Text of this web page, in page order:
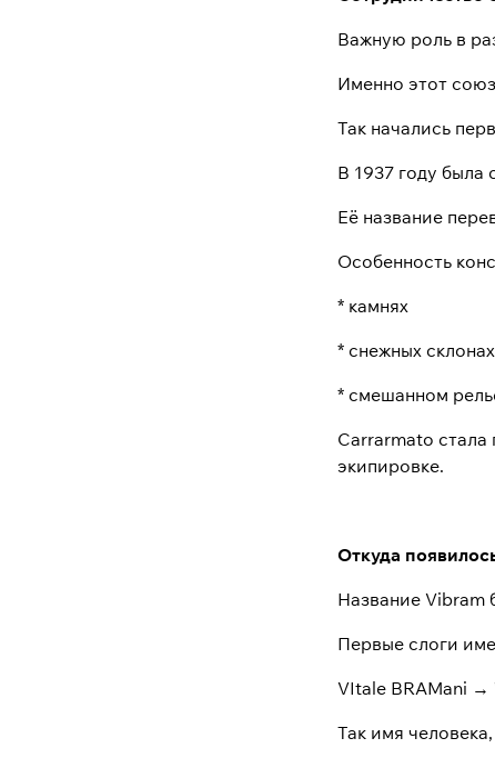
Важную роль в
Именно этот
Так начались
В 1937 году была
Её название
Особенность
* камнях
* снежных склонах
* смешанном
Carrarmato
экипировке.
Откуда
Название Vibram
Первые слоги
VItale BRAMani →
Так имя